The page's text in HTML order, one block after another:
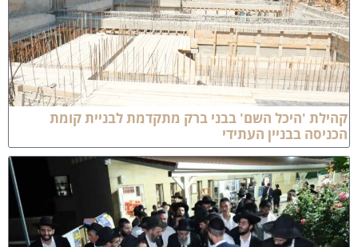
'היכל השם' בבני ברק מתקדמת לבניית קומת
בבניין העתידי